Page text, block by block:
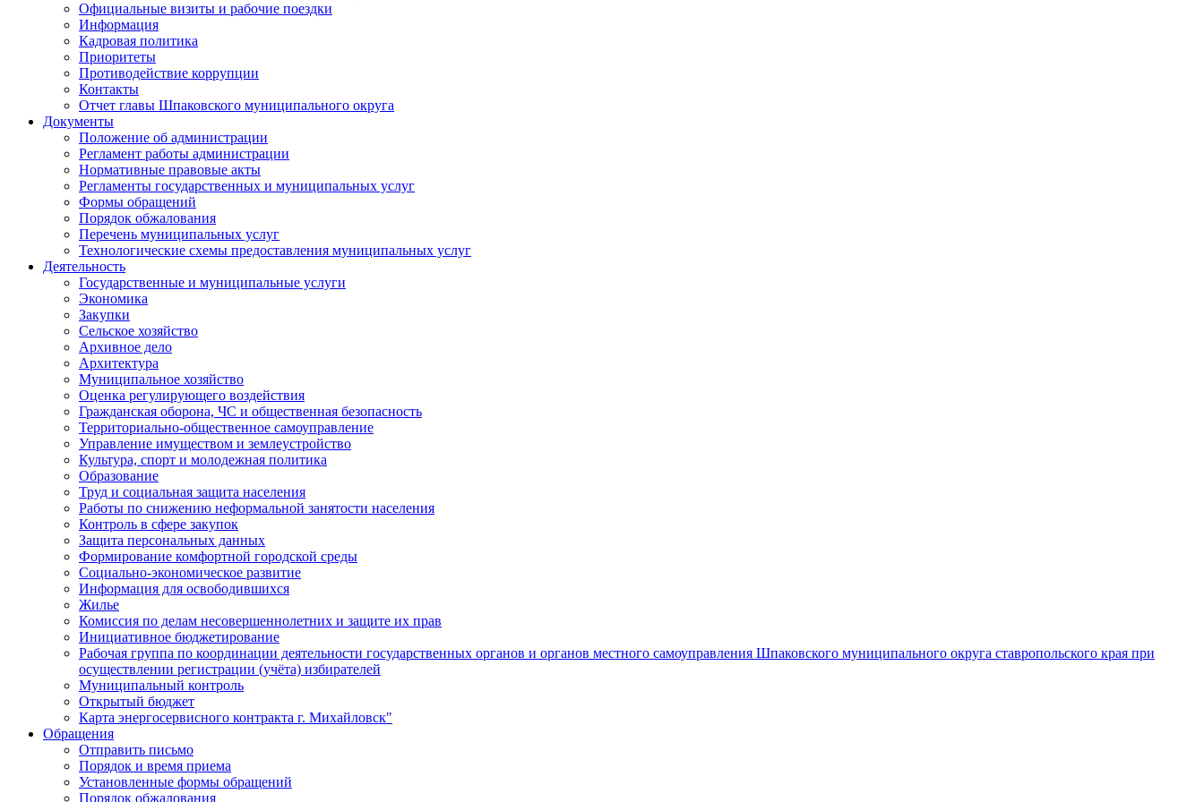
Официальные визиты и рабочие поездки
Информация
Кадровая политика
Приоритеты
Противодействие коррупции
Контакты
Отчет главы Шпаковского муниципального округа
Документы
Положение об администрации
Регламент работы администрации
Нормативные правовые акты
Регламенты государственных и муниципальных услуг
Формы обращений
Порядок обжалования
Перечень муниципальных услуг
Технологические схемы предоставления муниципальных услуг
Деятельность
Государственные и муниципальные услуги
Экономика
Закупки
Сельское хозяйство
Архивное дело
Архитектура
Муниципальное хозяйство
Оценка регулирующего воздействия
Гражданская оборона, ЧС и общественная безопасность
Территориально-общественное самоуправление
Управление имуществом и землеустройство
Культура, спорт и молодежная политика
Образование
Труд и социальная защита населения
Работы по снижению неформальной занятости населения
Контроль в сфере закупок
Защита персональных данных
Формирование комфортной городской среды
Социально-экономическое развитие
Информация для освободившихся
Жилье
Комиссия по делам несовершеннолетних и защите их прав
Инициативное бюджетирование
Рабочая группа по координации деятельности государственных органов и органов местного самоуправления Шпаковского муниципального округа ставропольского края при
осуществлении регистрации (учёта) избирателей
Муниципальный контроль
Открытый бюджет
Карта энергосервисного контракта г. Михайловск"
Обращения
Отправить письмо
Порядок и время приема
Установленные формы обращений
Порядок обжалования